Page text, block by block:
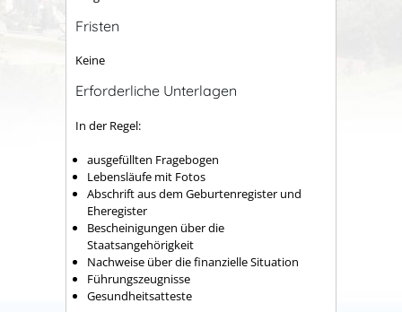
Fristen
Keine
Erforderliche Unterlagen
In der Regel:
ausgefüllten Fragebogen
Lebensläufe mit Fotos
Abschrift aus dem Geburtenregister und
Eheregister
Bescheinigungen über die
Staatsangehörigkeit
Nachweise über die finanzielle Situation
Führungszeugnisse
Gesundheitsatteste